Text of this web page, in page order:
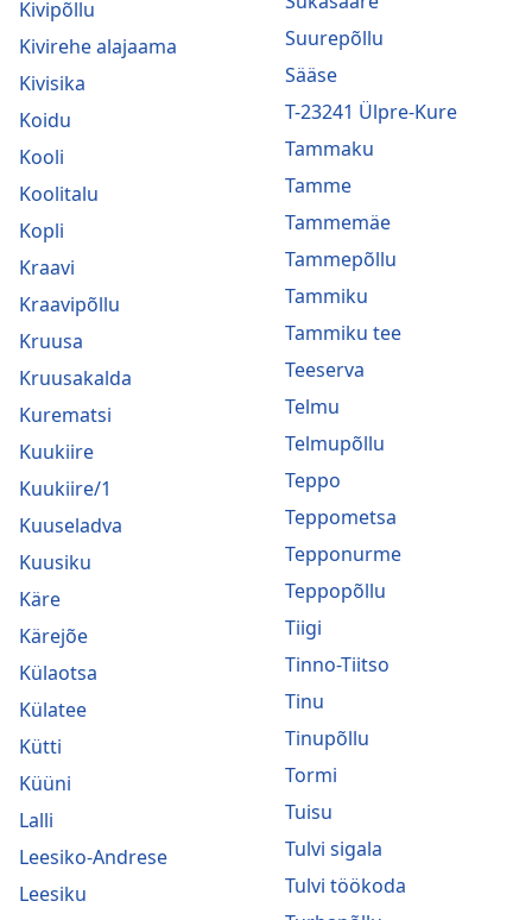
Kivipõllu
Kivirehe alajaama
Kivisika
Koidu
Kooli
Koolitalu
Kopli
Kraavi
Kraavipõllu
Kruusa
Kruusakalda
Kurematsi
Kuukiire
Kuukiire/1
Kuuseladva
Kuusiku
Käre
Kärejõe
Külaotsa
Külatee
Kütti
Küüni
Lalli
Leesiko-Andrese
Leesiku
Suurepõllu
Sääse
T-23241 Ülpre-Kure
Tammaku
Tamme
Tammemäe
Tammepõllu
Tammiku
Tammiku tee
Teeserva
Telmu
Telmupõllu
Teppo
Teppometsa
Tepponurme
Teppopõllu
Tiigi
Tinno-Tiitso
Tinu
Tinupõllu
Tormi
Tuisu
Tulvi sigala
Tulvi töökoda